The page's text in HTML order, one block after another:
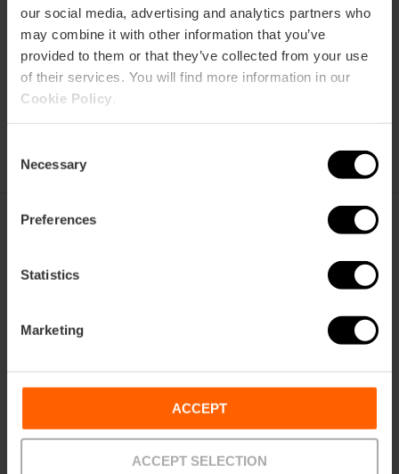
our social media, advertising and analytics partners who
may combine it with other information that you’ve
provided to them or that they’ve collected from your use
of their services. You will find more information in our
Cookie Policy
Selection
Necessary
Preferences
Statistics
Marketing
ACCEPT
ACCEPT SELECTION
VTC kaufen
València Tourist Card